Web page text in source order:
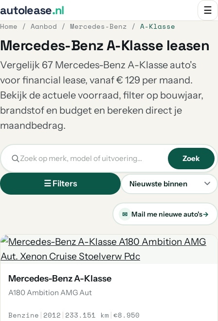
autolease.nl ☰
Home / Aanbod / Mercedes-Benz / A-Klasse
Mercedes-Benz A-Klasse leasen
Vergelijk 67 Mercedes-Benz A-Klasse auto's
voor financial lease, vanaf € 129 per maand.
Bekijk de actuele voorraad, filter op bouwjaar,
brandstof en budget en bereken direct je
maandbedrag.
☰ Filters
Sorteren
Zoek
✉ Mail me nieuwe auto's→
Mercedes-Benz A-Klasse
A180 Ambition AMG Aut
Benzine | 2012 | 233.151 km |€8.950